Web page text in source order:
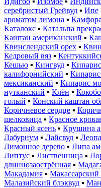
серебристый Грейвуд ▪ Ипе
ароматом лимона ▪ Камфора
Каталокс ▪ Катальпа
Каштан американский ▪
Квинслендский орех ▪
Кедровый вяз ▪
Кешью ▪ Кингвуд ▪
калифорнийский ▪
мексиканский ▪ Кипарис
нутканский ▪ Клён ▪
голый ▪ Конский каштан
Коричневое сердце ▪
шелковица ▪ Красное
Красный ясень ▪ Крушина
Лабурнум ▪ Лайсвуд ▪
Лимонное дерево ▪ Липа
Липтус ▪ Лиственница ▪
длиннозаострённая ▪
Макадамия ▪ Макассарский
Малазийский блэквуд ▪